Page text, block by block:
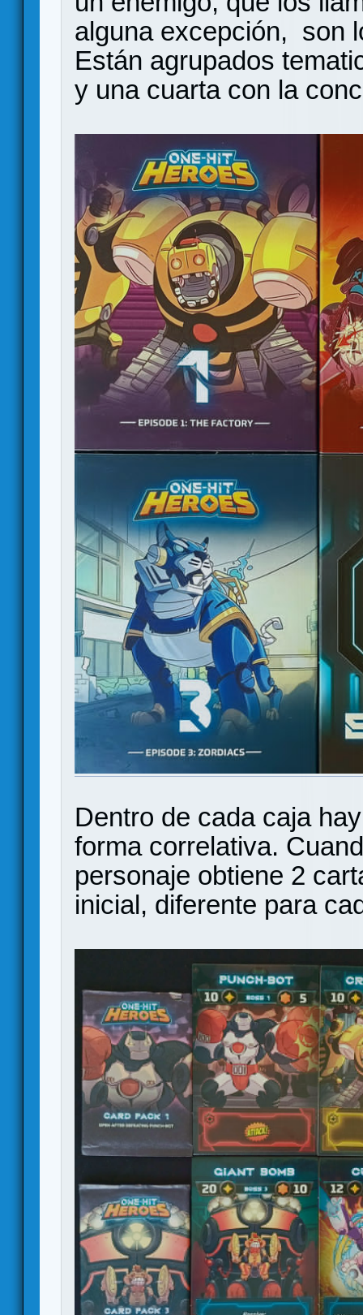
alguna excepción, son
Están agrupados
y una cuarta con la
Dentro de cada caja
forma correlativa.
personaje obtiene 2
inicial, diferente para